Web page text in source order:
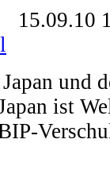
15.09.10
und
ist